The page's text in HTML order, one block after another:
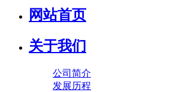
网站首页
关于我们
公司简介
发展历程